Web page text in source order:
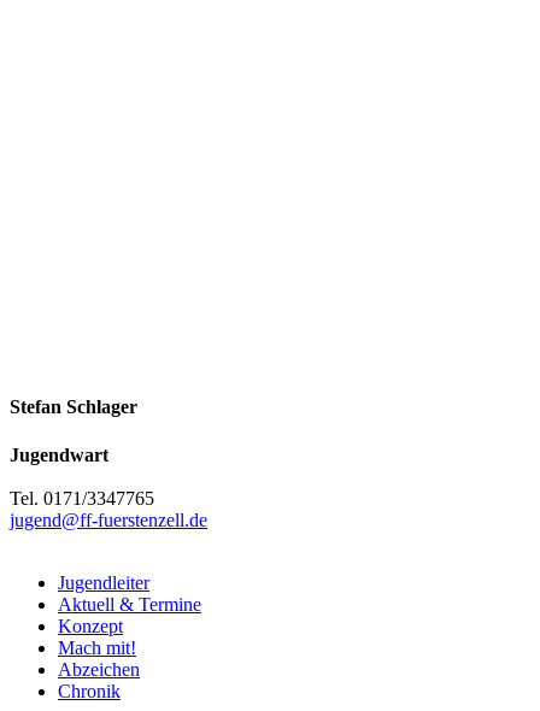
Stefan Schlager
Jugendwart
Tel. 0171/3347765
jugend@ff-fuerstenzell.de
Jugendleiter
Aktuell & Termine
Konzept
Mach mit!
Abzeichen
Chronik